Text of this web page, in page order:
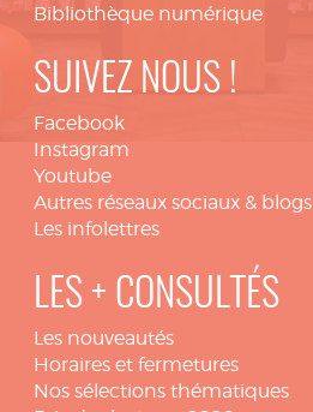
Bibliothèque numérique
SUIVEZ NOUS !
Facebook
Instagram
Youtube
Autres réseaux sociaux & blogs
Les infolettres
LES + CONSULTÉS
Les nouveautés
Horaires et fermetures
Nos sélections thématiques